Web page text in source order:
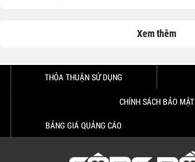
Xem thêm
THỎA THUẬN SỬ DỤNG
CHÍNH SÁCH BẢO MẬT
BẢNG GIÁ QUẢNG CÁO